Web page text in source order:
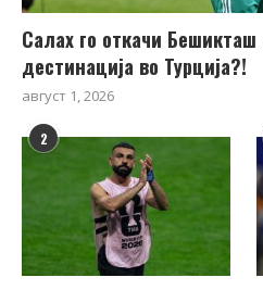
Салах го откачи Бешикташ
дестинација во Турција?!
август 1, 2026
2